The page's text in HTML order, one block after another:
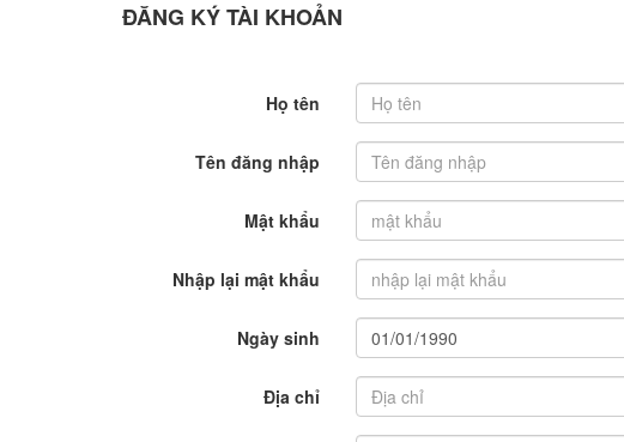
ĐĂNG KÝ TÀI KHOẢN
Họ tên
Tên đăng nhập
Mật khẩu
Nhập lại mật khẩu
Ngày sinh
Địa chỉ